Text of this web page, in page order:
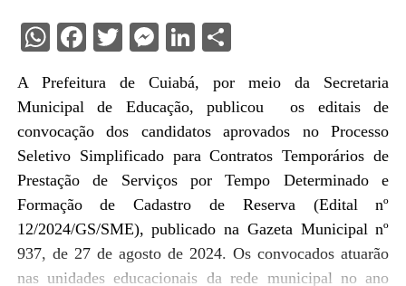
WhatsApp
Facebook
Twitter
Messenger
LinkedIn
Share
A Prefeitura de Cuiabá, por meio da Secretaria
Municipal de Educação, publicou os editais de
convocação dos candidatos aprovados no Processo
Seletivo Simplificado para Contratos Temporários de
Prestação de Serviços por Tempo Determinado e
Formação de Cadastro de Reserva (Edital nº
12/2024/GS/SME), publicado na Gazeta Municipal nº
937, de 27 de agosto de 2024. Os convocados atuarão
nas unidades educacionais da rede municipal no ano